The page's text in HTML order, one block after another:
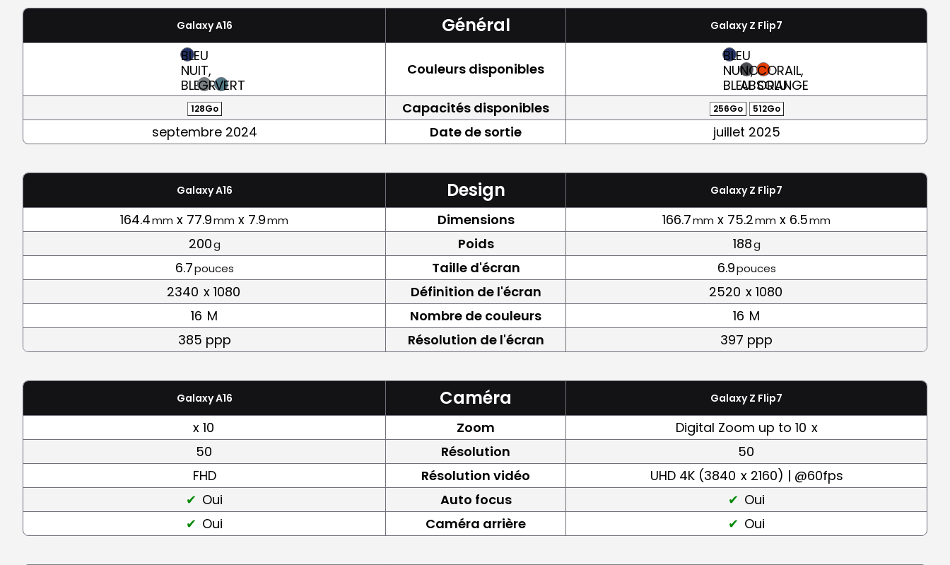
Galaxy A16 Général Galaxy Z Flip7
BLEU
NUIT,
BLEUGRISVERT
Couleurs disponibles
BLEU
NUIT,
BLEU
NOIR
ABSOLU
CORAIL,
ORANGE
128Go Capacités disponibles 256Go 512Go
septembre 2024 Date de sortie juillet 2025
Galaxy A16 Design Galaxy Z Flip7
164.4mm x 77.9mm x 7.9mm Dimensions 166.7mm x 75.2mm x 6.5mm
200g Poids 188g
6.7pouces Taille d'écran 6.9pouces
2340 x 1080 Définition de l'écran 2520 x 1080
16 M Nombre de couleurs 16 M
385 ppp
Résolution de l'écran 397 ppp
Galaxy A16 Caméra Galaxy Z Flip7
x 10 Zoom Digital Zoom up to 10 x
50
Résolution
50
FHD
Résolution vidéo UHD 4K (3840 x 2160) | @60fps
Oui
Auto focus
Oui
Oui
Caméra arrière Oui